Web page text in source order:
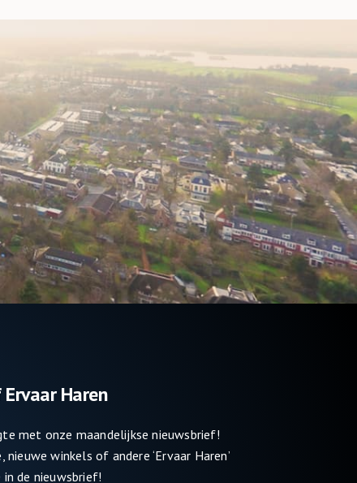
Haren
met onze maandelijkse nieuwsbrief!
nieuwe winkels of andere ‘Ervaar Haren’
de nieuwsbrief!